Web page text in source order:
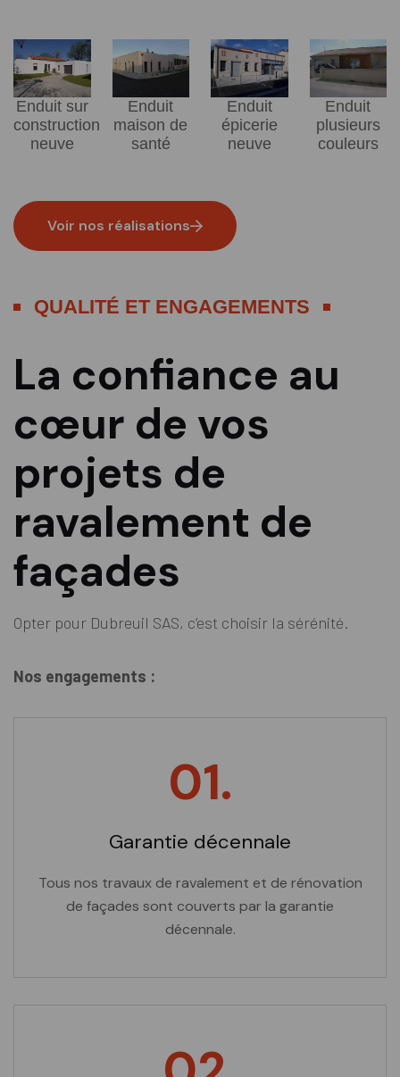
Enduit sur
construction
neuve
Enduit
maison de
santé
Enduit
épicerie
neuve
Enduit
plusieurs
couleurs
Voir nos réalisations
QUALITÉ ET ENGAGEMENTS
La confiance au
cœur de vos
projets de
ravalement de
façades
Opter pour Dubreuil SAS, c’est choisir la sérénité.
Nos engagements :
01.
Garantie décennale
Tous nos travaux de ravalement et de rénovation
de façades sont couverts par la garantie
décennale.